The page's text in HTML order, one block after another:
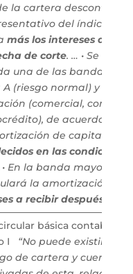
la cartera
del índice de
más los intereses a
de corte. … • Se
una de las bandas,
(riesgo normal) y se
(comercial,
de acuerdo con
de capital
en las
• En la banda mayor de
la amortización de
a recibir después de
básica contable:
I “No puede existir
de cartera y cuentas